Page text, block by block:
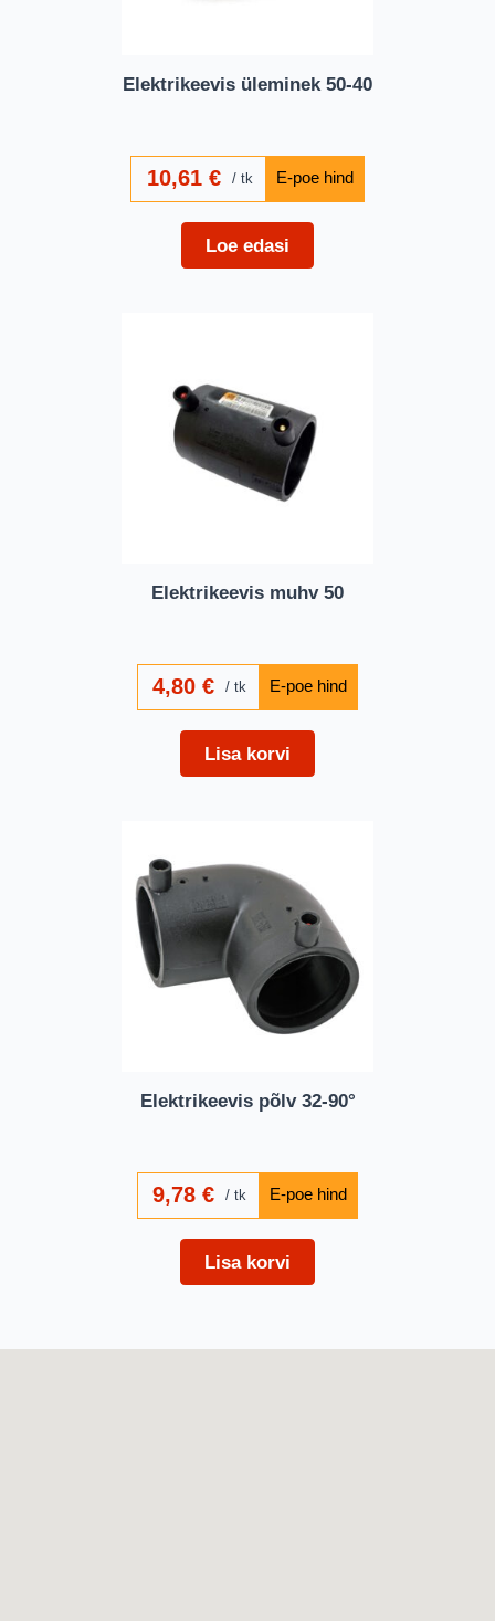
Elektrikeevis üleminek 50-40
10,61 € tk
Loe edasi
Elektrikeevis muhv 50
4,80€ tk
Lisa korvi
Elektrikeevis põlv 32-90°
9,78€ tk
Lisa korvi